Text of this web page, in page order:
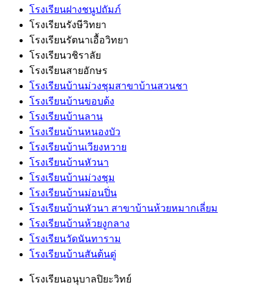
โรงเรียนฝางชนูปถัมภ์
โรงเรียนรังษีวิทยา
โรงเรียนรัตนาเอื้อวิทยา
โรงเรียนวชิราลัย
โรงเรียนสายอักษร
โรงเรียนบ้านม่วงชุมสาขาบ้านสวนชา
โรงเรียนบ้านขอบด้ง
โรงเรียนบ้านลาน
โรงเรียนบ้านหนองบัว
โรงเรียนบ้านเวียงหวาย
โรงเรียนบ้านหัวนา
โรงเรียนบ้านม่วงชุม
โรงเรียนบ้านม่อนปิ่น
โรงเรียนบ้านหัวนา สาขาบ้านห้วยหมากเลี่ยม
โรงเรียนบ้านห้วยงูกลาง
โรงเรียนวัดนันทาราม
โรงเรียนบ้านสันต้นดู่
โรงเรียนอนุบาลปิยะวิทย์